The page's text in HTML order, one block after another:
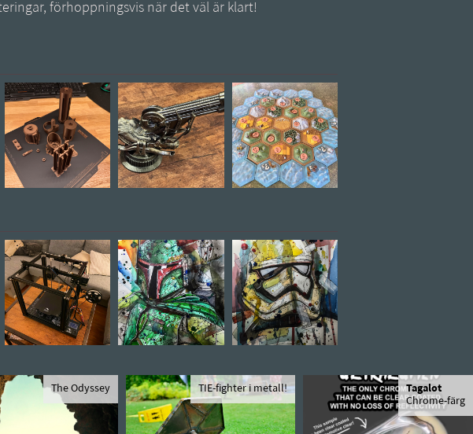
förhoppningsvis när det väl är klart!
The Odyssey TIE-fighter i metall!
Tagalot
Chrome-färg